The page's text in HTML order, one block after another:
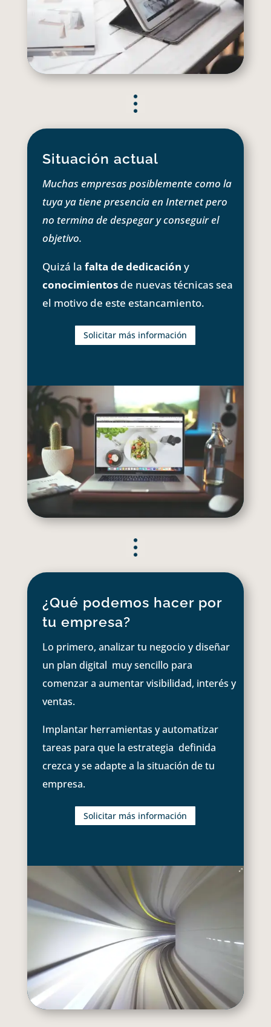
Situación actual
Muchas empresas posiblemente como la
tuya ya tiene presencia en Internet pero
no termina de despegar y conseguir el
objetivo.
Quizá la falta de dedicación y
conocimientosde nuevas técnicas sea
el motivo de este estancamiento.
Solicitar más información
¿Qué podemos hacer por
tu empresa?
Lo primero, analizar tu negocio y diseñar
un plan digital muy sencillo para
comenzar a aumentar visibilidad, interés y
ventas.
Implantar herramientas y automatizar
tareas para que la estrategia definida
crezca y se adapte a la situación de tu
empresa.
Solicitar más información